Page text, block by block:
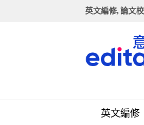
英文編修, 論文
英文編修